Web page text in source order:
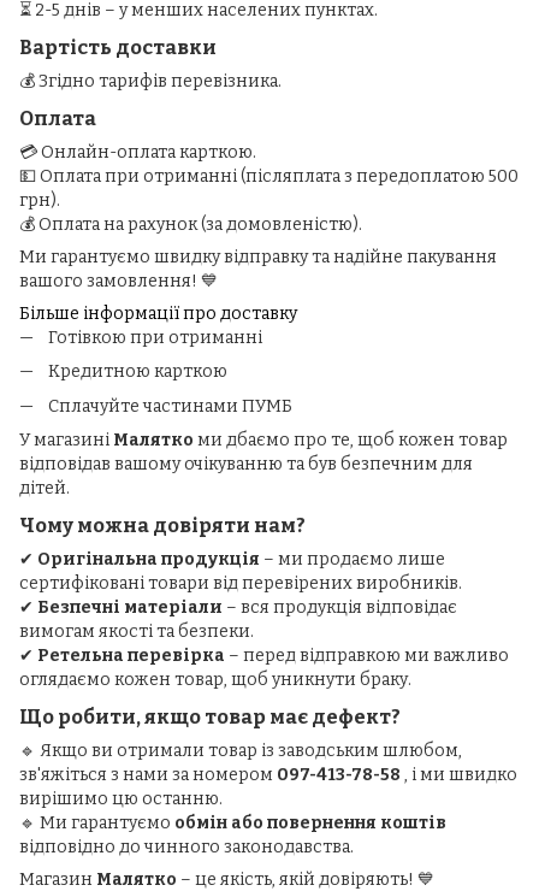
⏳ 2-5 днів – у менших населених пунктах.
Вартість доставки
💰 Згідно тарифів перевізника.
Оплата
💳 Онлайн-оплата карткою.
💵 Оплата при отриманні (післяплата з передоплатою 500
грн).
💰 Оплата на рахунок (за домовленістю).
Ми гарантуємо швидку відправку та надійне пакування
вашого замовлення! 💙
Більше інформації про доставку
Готівкою при отриманні
Кредитною карткою
Сплачуйте частинами ПУМБ
У магазині Малятко ми дбаємо про те, щоб кожен товар
відповідав вашому очікуванню та був безпечним для
дітей.
Чому можна довіряти нам?
✔ Оригінальна продукція – ми продаємо лише
сертифіковані товари від перевірених виробників.
✔ Безпечні матеріали – вся продукція відповідає
вимогам якості та безпеки.
✔ Ретельна перевірка – перед відправкою ми важливо
оглядаємо кожен товар, щоб уникнути браку.
Що робити, якщо товар має дефект?
🔹 Якщо ви отримали товар із заводським шлюбом,
зв'яжіться з нами за номером 097-413-78-58 , і ми швидко
вирішимо цю останню.
🔹 Ми гарантуємо обмін або повернення коштів
відповідно до чинного законодавства.
Магазин Малятко – це якість, якій довіряють! 💙